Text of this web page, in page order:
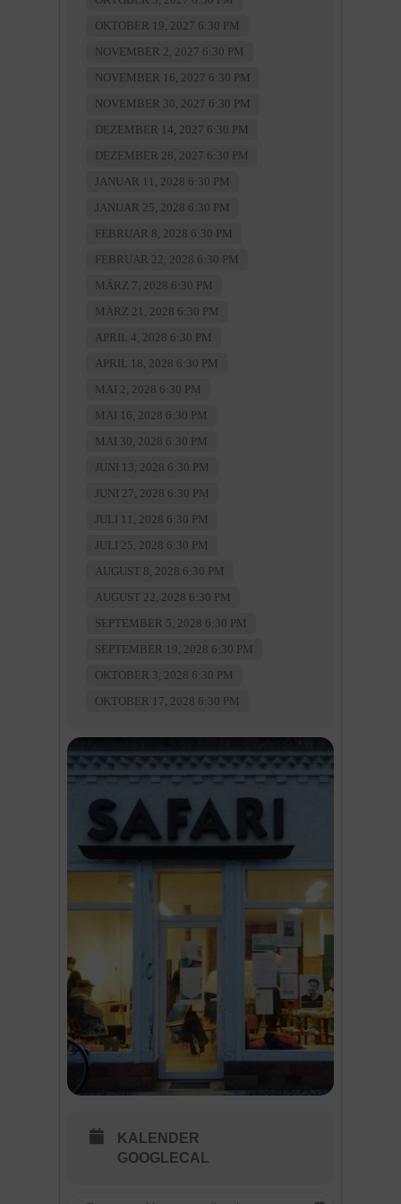
OKTOBER 19, 2027 6:30 PM
NOVEMBER 2, 2027 6:30 PM
NOVEMBER 16, 2027 6:30 PM
NOVEMBER 30, 2027 6:30 PM
DEZEMBER 14, 2027 6:30 PM
DEZEMBER 28, 2027 6:30 PM
JANUAR 11, 2028 6:30 PM
JANUAR 25, 2028 6:30 PM
FEBRUAR 8, 2028 6:30 PM
FEBRUAR 22, 2028 6:30 PM
MÄRZ 7, 2028 6:30 PM
MÄRZ 21, 2028 6:30 PM
APRIL 4, 2028 6:30 PM
APRIL 18, 2028 6:30 PM
MAI 2, 2028 6:30 PM
MAI 16, 2028 6:30 PM
MAI 30, 2028 6:30 PM
JUNI 13, 2028 6:30 PM
JUNI 27, 2028 6:30 PM
JULI 11, 2028 6:30 PM
JULI 25, 2028 6:30 PM
AUGUST 8, 2028 6:30 PM
AUGUST 22, 2028 6:30 PM
SEPTEMBER 5, 2028 6:30 PM
SEPTEMBER 19, 2028 6:30 PM
OKTOBER 3, 2028 6:30 PM
OKTOBER 17, 2028 6:30 PM
KALENDER
GOOGLECAL